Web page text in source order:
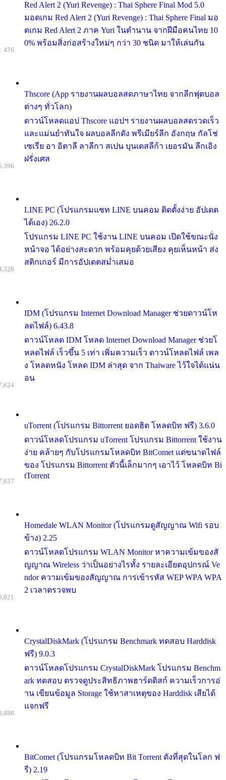
Red Alert 2 (Yuri Revenge) : Thai Sphere Final Mod 5.0
มอดเกม Red Alert 2 (Yuri Revenge) : Thai Sphere Final มอ
ดเกม Red Alert 2 ภาค Yuri ในตำนาน จากฝีมือคนไทย 10
0% พร้อมสิ่งก่อสร้างใหม่ๆ กว่า 30 ชนิด มาให้เล่นกัน
Thscore (App รายงานผลบอลสดภาษาไทย จากลีกฟุตบอล
ต่างๆ ทั่วโลก)
ดาวน์โหลดแอป Thscore แอปฯ รายงานผลบอลสดรวดเร็ว
และแม่นยำทันใจ ผลบอลลีกดัง พรีเมียร์ลีก อังกฤษ กัลโช่
เซเรีย อา อิตาลี ลาลีกา สเปน บุนเดสลีก้า เยอรมัน ลีกเอิง
ฝรั่งเศส
476
LINE PC (โปรแกรมแชท LINE บนคอม ติดตั้งง่าย อัปเดต
ได้เอง) 26.2.0
โปรแกรม LINE PC ใช้งาน LINE บนคอม เปิดใช้ขณะนั่ง
หน้าจอ ได้อย่างสะดวก พร้อมคุยด้วยเสียง คุยเห็นหน้า ส่ง
สติกเกอร์ มีการอัปเดตสม่ำเสมอ
IDM (โปรแกรม Internet Download Manager ช่วยดาวน์โห
ลดไฟล์) 6.43.8
ดาวน์โหลด IDM โหลด Internet Download Manager ช่วยโ
หลดไฟล์ เร็วขึ้น 5 เท่า เพิ่มความเร็ว ดาวน์โหลดไฟล์ เพล
ง โหลดหนัง โหลด IDM ล่าสุด จาก Thaiware ไว้ใจได้แน่น
อน
uTorrent (โปรแกรม Bittorrent ยอดฮิต โหลดบิท ฟรี) 3.6.0
ดาวน์โหลดโปรแกรม uTorrent โปรแกรม Bittorrent ใช้งาน
ง่าย คล้ายๆ กับโปรแกรมโหลดบิท BitComet แต่ขนาดไฟล์
ของ โปรแกรม Bittorrent ตัวนี้เล็กมากๆ เอาไว้ โหลดบิท Bi
tTorrent
Homedale WLAN Monitor (โปรแกรมดูสัญญาณ Wifi รอบ
ข้าง) 2.25
ดาวน์โหลดโปรแกรม WLAN Monitor หาความเข้มของสั
ญญาณ Wireless ว่าเป็นอย่างไรทั้ง รายละเอียดอุปกรณ์ Ve
ndor ความเข้มของสัญญาณ การเข้ารหัส WEP WPA WPA
2 เวลาตรวจพบ
CrystalDiskMark (โปรแกรม Benchmark ทดสอบ Harddisk
ฟรี) 9.0.3
ดาวน์โหลดโปรแกรม CrystalDiskMark โปรแกรม Benchm
ark ทดสอบ ตรวจดูประสิทธิภาพฮาร์ดดิสก์ ความเร็วการอ่
าน เขียนข้อมูล Storage ใช้หาสาเหตุของ Harddisk เสียได้
แจกฟรี
BitComet (โปรแกรมโหลดบิท Bit Torrent ดังที่สุดในโลก ฟ
รี) 2.19